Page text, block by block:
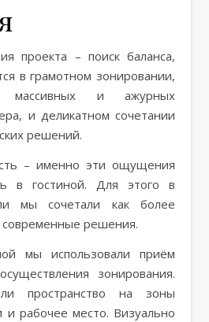
проекта – поиск баланса,
в грамотном зонировании,
массивных и ажурных
и деликатном сочетании
решений.
– именно эти ощущения
в гостиной. Для этого в
мы сочетали как более
современные решения.
мы использовали приём
зонирования.
пространство на зоны
и рабочее место. Визуально